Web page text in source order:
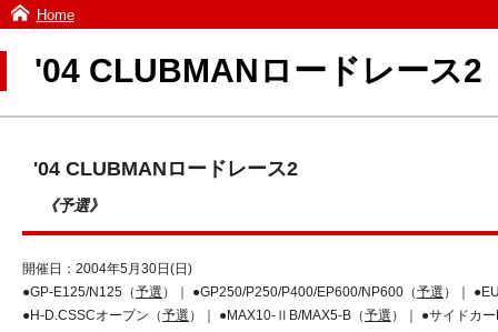
Home
'04 CLUBMANロードレース2
'04 CLUBMANロードレース2
《予選》
開催日：2004年5月30日(日)
●GP-E125/N125（予選 ）｜ ●GP250/P250/P400/EP600/NP600（予選 ）｜
●H-D.CSSCオープン（予選 ）｜ ●MAX10-ⅡB/MAX5-B（予選 ）｜ ●サイドカ